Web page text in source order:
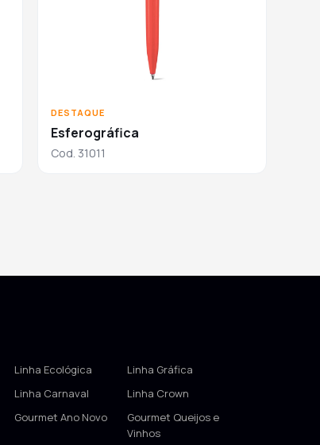
DESTAQUE
Esferográfica
Cod. 31011
Linha Ecológica
Linha Gráfica
Linha Carnaval
Linha Crown
Gourmet Ano Novo
Gourmet Queijos e
Vinhos